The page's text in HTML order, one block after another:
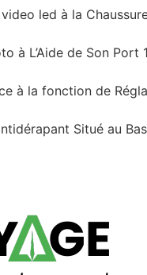
led à la
à L’Aide de Son Port
à la fonction de
Situé au